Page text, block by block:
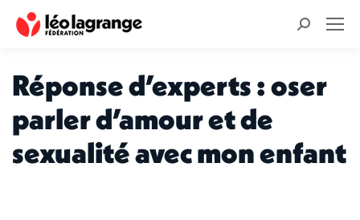
Recherche
Réponse d’experts : oser
parler d’amour et de
sexualité avec mon enfant